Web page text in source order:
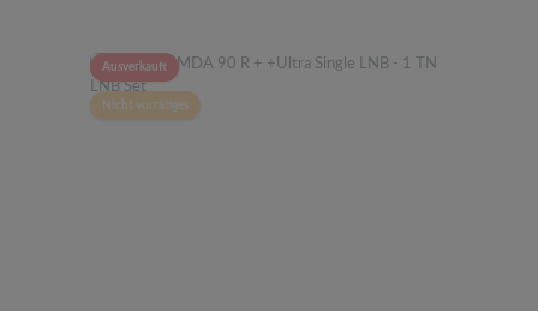
Ausverkauft
Nicht vorrätiges